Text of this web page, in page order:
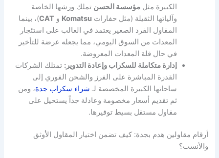
الكبيرة مثلمؤسسة الحسن تملك ورشها الخاصة
وآلياتها الثقيلة (مثل حفارات Komatsu وCAT)، بينما
المقاول الفرد الصغير يعتمد في الغالب على استئجار
المعدات من السوق اليومي، مما يجعله عرضة للتأخير
في حال قلة المعدات المعروضة.
إدارة متكاملة للسكراب وإعادة التدوير: تمتلك الشركات
القدرة المباشرة على الفرز والشحن الفوري إلى
ساحاتها الكبيرة المخصصة لـ شراء سكراب جدة، ومن
ثم تقديم أسعار مخصومة وعادلة جداً يستحيل على
مقاول مستقل بسيط توفيرها.
أرقام مقاولين هدم بجدة: كيف تضمن اختيار المقاول الأوثق
والأنسب؟